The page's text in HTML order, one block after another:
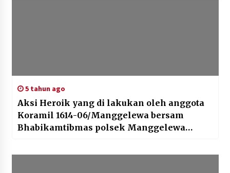
5 tahun ago
Aksi Heroik yang di lakukan oleh anggota
Koramil 1614-06/Manggelewa bersam
Bhabikamtibmas polsek Manggelewa
di vaksin